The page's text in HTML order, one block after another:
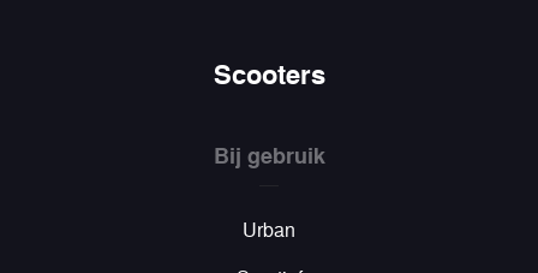
Scooters
Bij gebruik
Urban